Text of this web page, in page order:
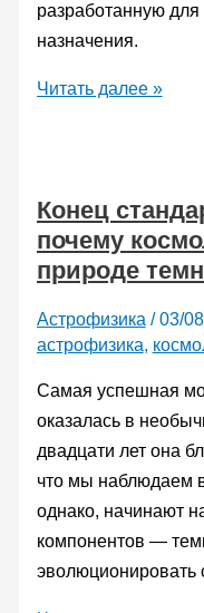
разработанную
назначения.
Франция
NH90
Caïman
Standard
для
сил
специального
назначения
Читать далее »
Конец
почему
природе
Астрофизика /03/
астрофизика,
Самая успешная
оказалась в
двадцати лет она
что мы наблюдаем
однако, начинают
компонентов —
эволюционировать